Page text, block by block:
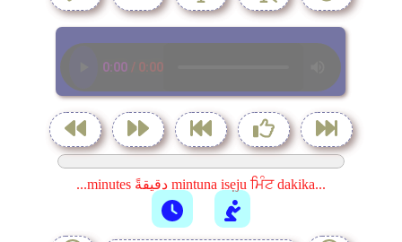
...minutes دقيقةً mintuna isẹju ਮਿੰਟ dakika...